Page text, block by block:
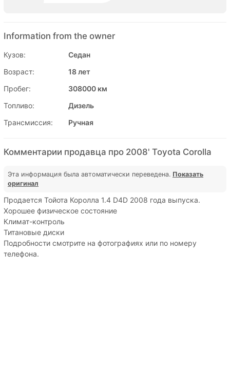
Information from the owner
Кузов:
Седан
Возраст:
18 лет
Пробег:
308000 км
Топливо:
Дизель
Трансмиссия:
Ручная
Комментарии продавца про 2008' Toyota Corolla
Эта информация была автоматически переведена. Показать
оригинал
Продается Тойота Королла 1.4 D4D 2008 года выпуска.
Хорошее физическое состояние
Климат-контроль
Титановые диски
Подробности смотрите на фотографиях или по номеру
телефона.